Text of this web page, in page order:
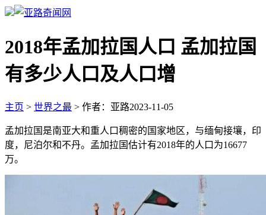
2018年孟加拉国人口 孟加拉国
有多少人口及人口增
主页 > 世界之最 > 作者：亚路2023-11-05
孟加拉国是南亚大和重人口稠密的国家地区，与缅甸接壤，印
度，尼泊尔和不丹。孟加拉国估计有2018年的人口为16677
万。